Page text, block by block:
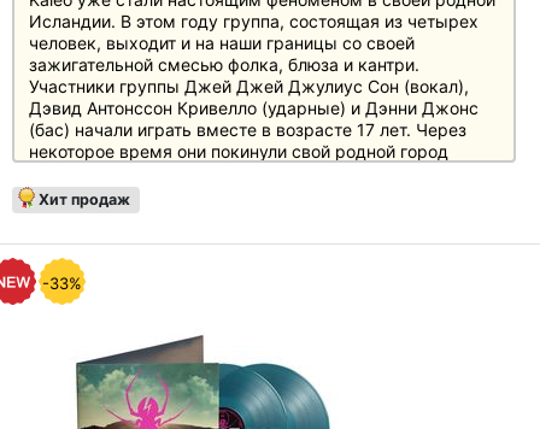
Исландии. В этом году группа, состоящая из четырех
человек, выходит и на наши границы со своей
зажигательной смесью фолка, блюза и кантри.
Участники группы Джей Джей Джулиус Сон (вокал),
Дэвид Антонссон Кривелло (ударные) и Дэнни Джонс
(бас) начали играть вместе в возрасте 17 лет. Через
некоторое время они покинули свой родной город
отыграть множество концертов в Исландии. В 2012
году к группе присоединился гитарист Рубин Поллок.
например, на музыкальном фестивале Iceland Airwaves.
Название группы, которое переводится с гавайского
как "звук", полностью оправдывает ее заслуги. С
вокалиста Джей Джей Джулиуса Сона проникает в
слуховые проходы слушателя - и именно там песни
остаются на ближайшие несколько недель.
Крутой взлет Kaleo начался еще в 2013 году, когда их
Хит продаж
-33%